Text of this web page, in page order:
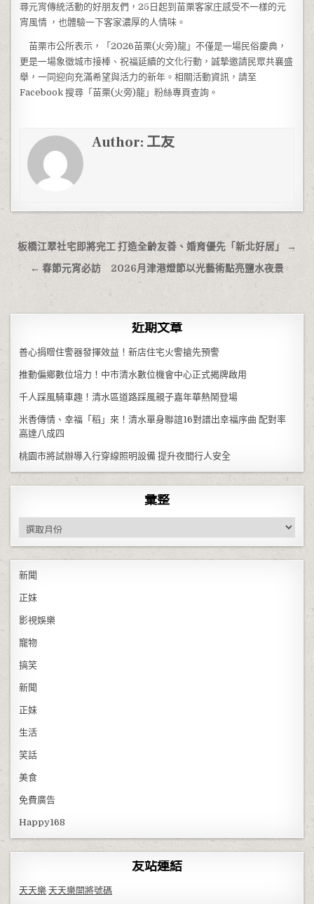
尋元宵傳統活動的好朋友們，25日起到苗栗客家庄感受不一樣的元
宵風情 ，也體驗一下客家濃厚的人情味。
苗栗市公所表示，「2026苗栗(火旁)龍」不僅是一場民俗慶典，
更是一場象徵城市接棒、祝福延續的文化行動，誠摯邀請民眾共襄盛
舉，一同迎向充滿希望與活力的新年。相關活動資訊，請至
Facebook 搜尋「苗栗(火旁)龍」粉絲專頁查詢。
Author: 工友
文章導覽
板橋江翠社宅即將完工 打造全齡友善、婚育優先「新北好居」 →
← 春節元宵必訪 2026月津港燈節以光藝術點亮鹽水夜景
近期文章
善心捐贈住警器發揮效益！新店住宅火警搶先預警
推動偏鄉數位培力！中市清水數位機會中心正式揭牌啟用
千人踩風騎車趣！清水區道路踩風親子嘉年華熱鬧登場
米香傳情、幸福「稻」來！清水單身聯誼16對譜出幸福序曲 配對率
高達八成四
桃園市將試辦導入行穿線照明設備 提升夜間行人安全
彙整
彙整
新聞
正妹
影視娛樂
寵物
搞笑
新聞
正妹
生活
笑話
美食
免費廣告
Happy168
友站連結
天天樂 天天樂開將號碼